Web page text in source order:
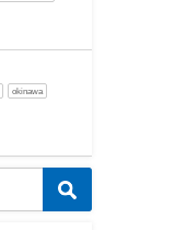
okinawa